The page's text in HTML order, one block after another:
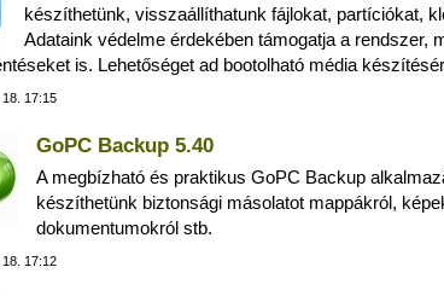
készíthetünk, visszaállíthatunk fájlokat, partíciókat,
Adataink védelme érdekében támogatja a rendszer,
is. Lehetőséget ad bootolható média
17:15
GoPC Backup 5.40
A megbízható és praktikus GoPC Backup
készíthetünk biztonsági másolatot mappákról,
dokumentumokról stb.
17:12